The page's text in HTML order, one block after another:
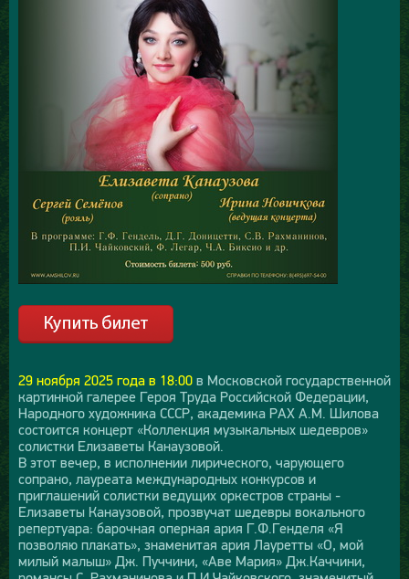
29 ноября 2025 года в 18:00 в Московской государственной
картинной галерее Героя Труда Российской Федерации,
Народного художника СССР, академика РАХ А.М. Шилова
состоится концерт «Коллекция музыкальных шедевров»
солистки Елизаветы Канаузовой.
В этот вечер, в исполнении лирического, чарующего
сопрано, лауреата международных конкурсов и
приглашений солистки ведущих оркестров страны -
Елизаветы Канаузовой, прозвучат шедевры вокального
репертуара: барочная оперная ария Г.Ф.Генделя «Я
позволяю плакать», знаменитая ария Лауретты «O, мой
милый малыш» Дж. Пуччини, «Аве Мария» Дж.Каччини,